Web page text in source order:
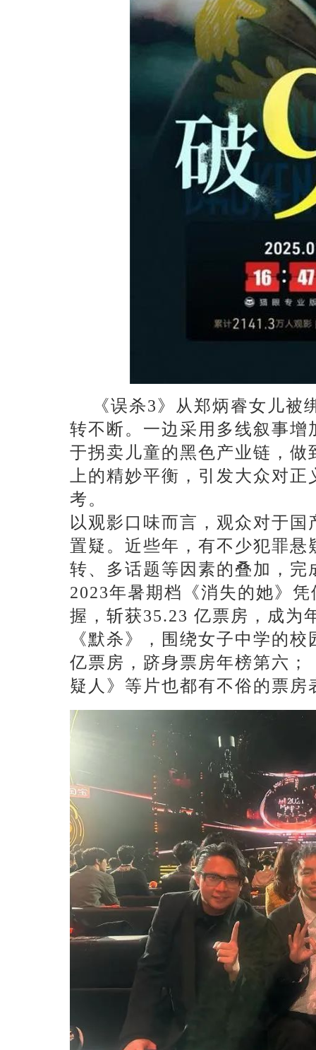
《误杀3》从郑炳睿女儿被
转不断。一边采用多线叙事
于拐卖儿童的黑色产业链，
上的精妙平衡，引发大众对
考。
以观影口味而言，观众对于
置疑。近些年，有不少犯罪
转、多话题等因素的叠加，完
2023年暑期档《消失的她》
握，斩获35.23 亿票房，成为
《默杀》，围绕女子中学的
亿票房，跻身票房年榜第六
疑人》等片也都有不俗的票房